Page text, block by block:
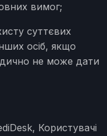
вимог;
суттєвих
осіб, якщо
не може дати
Користувачі